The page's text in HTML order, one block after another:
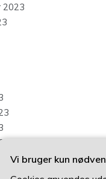
2023
Vi bruger kun